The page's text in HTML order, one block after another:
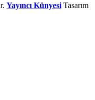
Yayıncı Künyesi Tasarım